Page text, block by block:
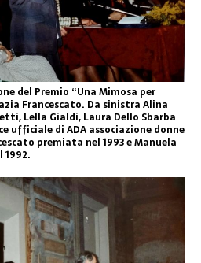
del Premio “Una Mimosa per
Francescato. Da sinistra Alina
Lella Gialdi, Laura Dello Sbarba
ufficiale di ADA associazione donne
premiata nel 1993 e Manuela